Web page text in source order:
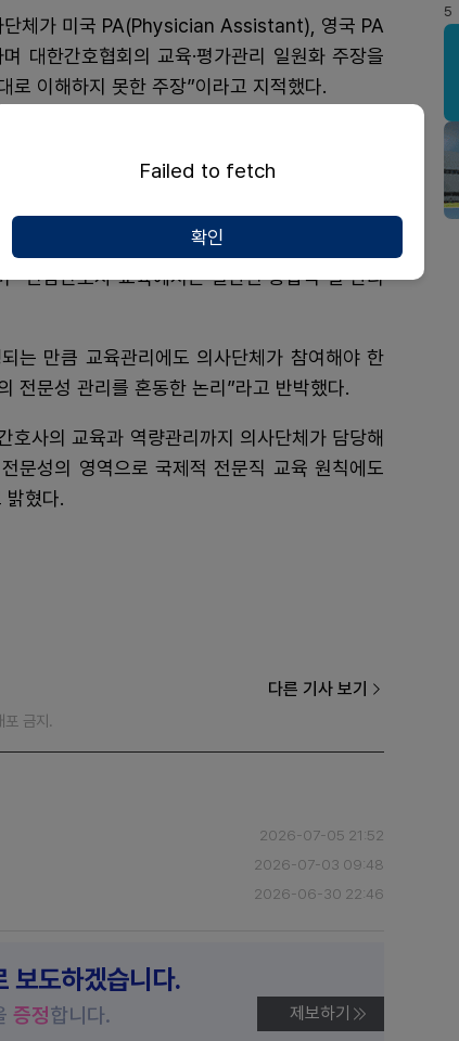
단체가 미국 PA(Physician Assistant), 영국 PA
대한간호협회의 교육·평가관리 일원화 주장을
로 이해하지 못한 주장”이라고 지적했다.
사과정을 통해 새로운 전문직을 양성하는 제도
를 취득하고 일정 기간 임상경력을 쌓은 간호
적 성격이 근본적으로 다르다"고 설명했다.
지정과 평가, 수료관리, 지속적인 질 관리가 유
“전담간호사 교육에서는 일관된 통합적 질 관리
는 만큼 교육관리에도 의사단체가 참여해야 한
전문성 관리를 혼동한 논리”라고 반박했다.
사의 교육과 역량관리까지 의사단체가 담당해
문성의 영역으로 국제적 전문직 교육 원칙에도
밝혔다.
다른 기사 보기
금지.
2026-07-05 21:52
2026-07-03 09:48
2026-06-30 22:46
보도하겠습니다.
증정합니다. 제보하기
5
Failed to fetch
확인